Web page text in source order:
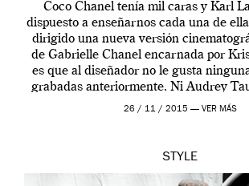
Coco Chanel tenía mil caras y Karl
dispuesto a enseñarnos cada una de
dirigido una nueva versión
de Gabrielle Chanel encarnada por
es que al diseñador no le gusta
grabadas anteriormente. Ni Audrey
McLaine ni ninguna otra. A
26 / 11 / 2015 — VER MÁS
STYLE